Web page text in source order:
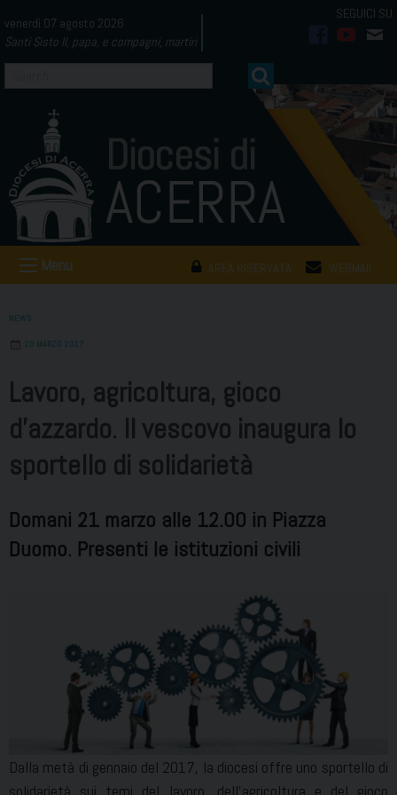
to
content
venerdì 07 agosto 2026
Santi Sisto II, papa, e compagni, martiri
AREA RISERVATA WEBMAIL
Menu
NEWS
20 MARZO 2017
Lavoro, agricoltura, gioco
d’azzardo. Il vescovo inaugura lo
sportello di solidarietà
Domani 21 marzo alle 12.00 in Piazza
Duomo. Presenti le istituzioni civili
Dalla metà di gennaio del 2017, la diocesi offre uno sportello di
solidarietà sui temi del lavoro, dell’agricoltura e del gioco